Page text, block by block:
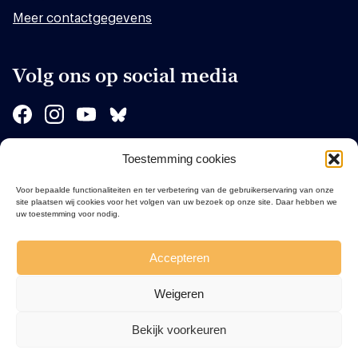
Toestemming cookies
Voor bepaalde functionaliteiten en ter verbetering van de gebruikerservaring van onze
site plaatsen wij cookies voor het volgen van uw bezoek op onze site. Daar hebben we
uw toestemming voor nodig.
Accepteren
Weigeren
Bekijk voorkeuren
Meer contactgegevens
Volg ons op social media